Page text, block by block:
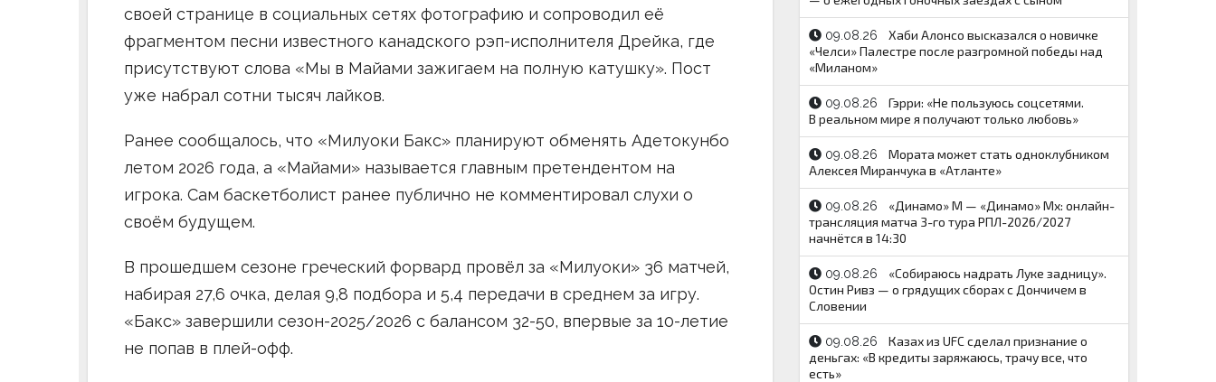
своей странице в социальных сетях фотографию и сопроводил её
фрагментом песни известного канадского рэп-исполнителя Дрейка, где
присутствуют слова «Мы в Майами зажигаем на полную катушку». Пост
уже набрал сотни тысяч лайков.
Ранее сообщалось, что «Милуоки Бакс» планируют обменять Адетокунбо
летом 2026 года, а «Майами» называется главным претендентом на
игрока. Сам баскетболист ранее публично не комментировал слухи о
своём будущем.
В прошедшем сезоне греческий форвард провёл за «Милуоки» 36 матчей,
набирая 27,6 очка, делая 9,8 подбора и 5,4 передачи в среднем за игру.
«Бакс» завершили сезон-2025/2026 с балансом 32-50, впервые за 10-летие
не попав в плей-офф.
09.08.26
Хаби Алонсо высказался о новичке
«Челси» Палестре после разгромной победы над
«Миланом»
09.08.26
Гэрри: «Не пользуюсь соцсетями.
В реальном мире я получают только любовь»
09.08.26
Мората может стать одноклубником
Алексея Миранчука в «Атланте»
09.08.26
«Динамо» М — «Динамо» Мх: онлайн-
трансляция матча 3-го тура РПЛ-2026/2027
начнётся в 14:30
09.08.26
«Собираюсь надрать Луке задницу».
Остин Ривз — о грядущих сборах с Дончичем в
Словении
09.08.26
Казах из UFC сделал признание о
деньгах: «В кредиты заряжаюсь, трачу все, что
есть»